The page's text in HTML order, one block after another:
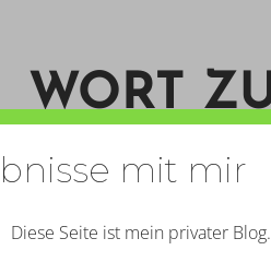
WORT
mit mir
Diese Seite ist mein privater Blog.